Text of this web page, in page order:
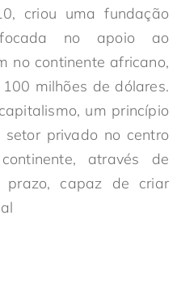
criou uma fundação
no apoio ao
no continente africano,
milhões de dólares.
um princípio
setor privado no centro
através de
prazo, capaz de criar